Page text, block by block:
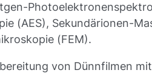
(AES), Sekundärionen-
(FEM).
von Dünnfilmen